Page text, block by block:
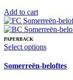
Add to cart
PAPERBACK
Select optionsThis
has
Somerreën-beloftes